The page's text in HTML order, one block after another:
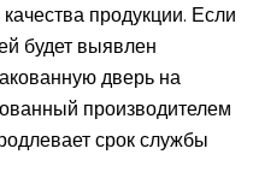
продукции. Если
будет выявлен
дверь на
производителем
срок службы